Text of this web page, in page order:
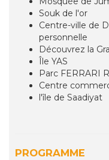
Souk de l'or
Centre-ville de
personnelle
Découvrez la
Île YAS
Parc FERRARI
Centre
l'île de Saadiyat
PROGRAMME